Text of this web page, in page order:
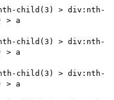
child(3) > div:nth-
> a
child(3) > div:nth-
> a
child(3) > div:nth-
> a